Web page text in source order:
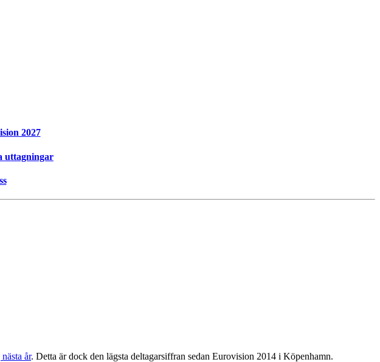
2027
uttagningar
år. Detta är dock den lägsta deltagarsiffran sedan Eurovision 2014 i Köpenhamn.